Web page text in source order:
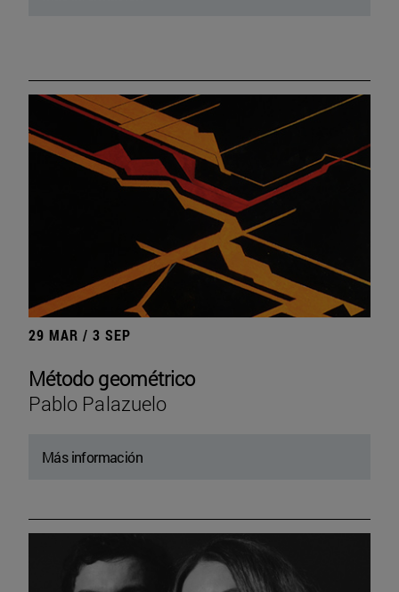
29 MAR / 3 SEP
Método geométrico
Pablo Palazuelo
Más información